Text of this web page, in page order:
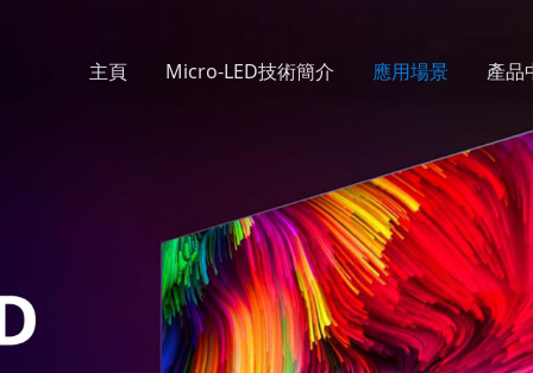
主頁 Micro-LED技術簡介 應用場景 產品